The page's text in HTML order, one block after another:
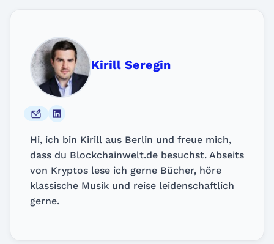
Kirill Seregin
Hi, ich bin Kirill aus Berlin und freue mich,
dass du Blockchainwelt.de besuchst. Abseits
von Kryptos lese ich gerne Bücher, höre
klassische Musik und reise leidenschaftlich
gerne.